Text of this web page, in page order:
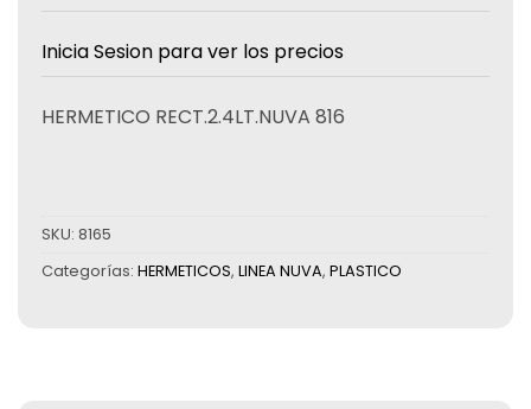
Inicia Sesion para ver los precios
HERMETICO RECT.2.4LT.NUVA 816
SKU: 8165
Categorías: HERMETICOS, LINEA NUVA, PLASTICO